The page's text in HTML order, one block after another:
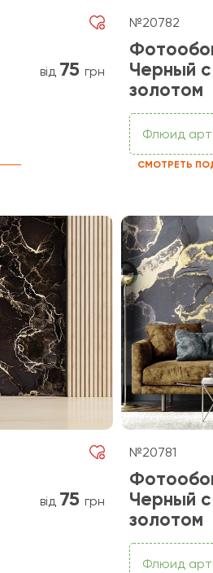
від 75 грн
№20782
Черный с
золотом
Флюид арт
СМОТРЕТЬ
від 75 грн
№20781
Черный с
золотом
Флюид арт